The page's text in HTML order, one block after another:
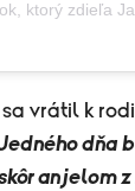
vrátil k
dňa
anjelom z